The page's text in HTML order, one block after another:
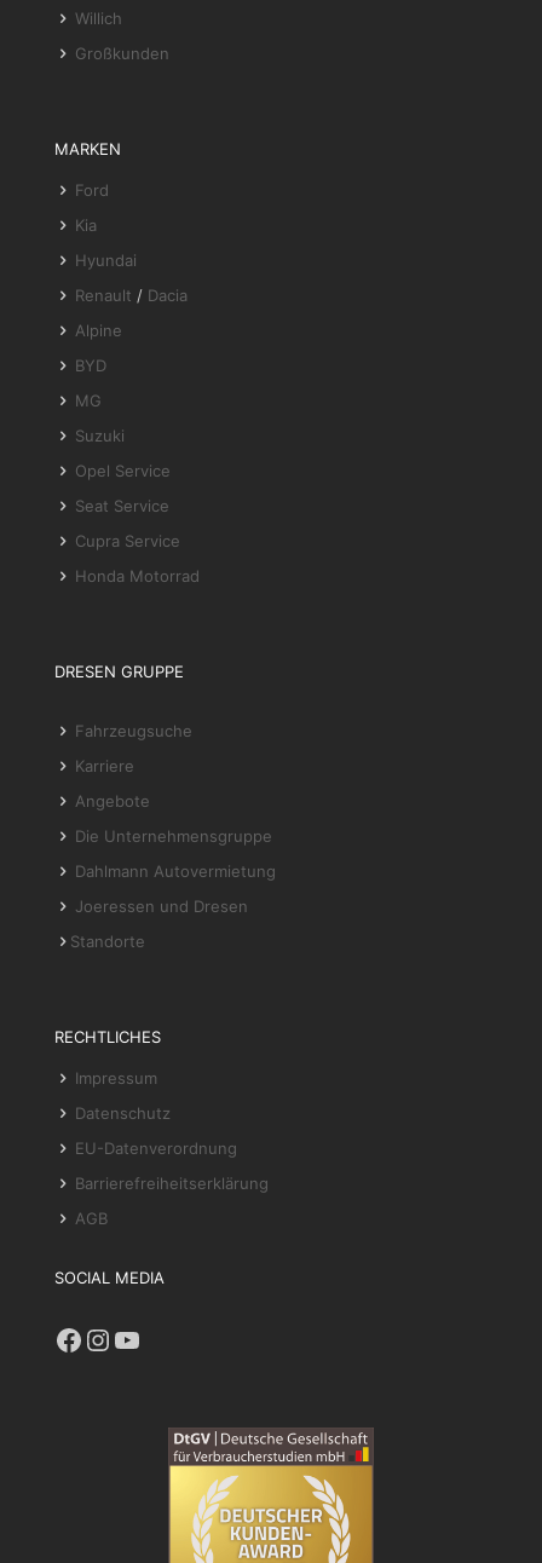
Willich
Großkunden
MARKEN
Ford
Kia
Hyundai
Renault / Dacia
Alpine
BYD
MG
Suzuki
Opel Service
Seat Service
Cupra Service
Honda Motorrad
DRESEN GRUPPE
Fahrzeugsuche
Karriere
Angebote
Die Unternehmensgruppe
Dahlmann Autovermietung
Joeressen und Dresen
Standorte
RECHTLICHES
Impressum
Datenschutz
EU-Datenverordnung
Barrierefreiheitserklärung
AGB
SOCIAL MEDIA
Facebook
Instagram
YouTube